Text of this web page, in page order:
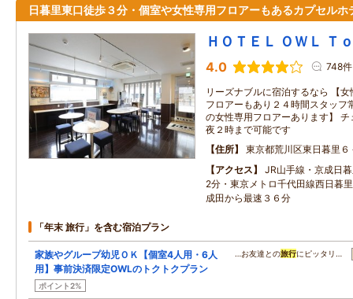
日暮里東口徒歩３分・個室や女性専用フロアーもあるカプセルホ
ＨＯＴＥＬ ＯＷＬ Ｔ
4.0 748件
リーズナブルに宿泊するなら 【
フロアーもあり２４時間スタッフ
の女性専用フロアーあります】
夜２時まで可能です
住所
東京都荒川区東日暮里６
アクセス
JR山手線・京成日
2分・東京メトロ千代田線西日暮
成田から最速３６分
「年末 旅行」を含む宿泊プラン
家族やグループ幼児ＯＫ【個室4人用・6人
用】事前決済限定OWLのトクトクプラン
ポイント2%
…お友達との旅行にピッタリ…